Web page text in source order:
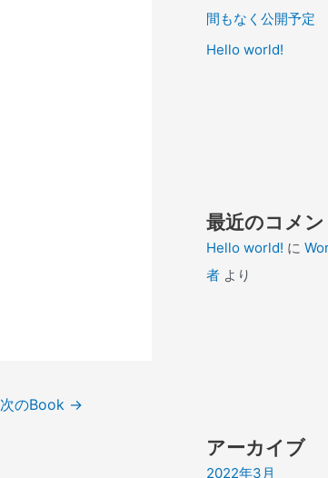
次のBook →
間もなく公開予定
Hello world!
最近のコメン
Hello world! に
者 より
アーカイブ
2022年3月